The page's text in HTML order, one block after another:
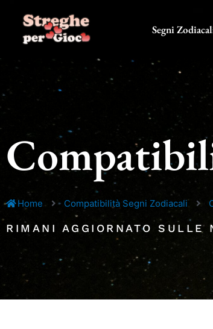
contenuto
Segni
Home Compatibilità Segni Zodiacali
RIMANI AGGIORNATO SULLE